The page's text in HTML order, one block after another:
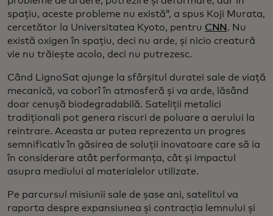
spațiu, aceste probleme nu există”, a spus Koji Murata,
cercetător la Universitatea Kyoto, pentru CNN . Nu
există oxigen în spațiu, deci nu arde, și nicio creatură
vie nu trăiește acolo, deci nu putrezesc.
Când LignoSat ajunge la sfârșitul duratei sale de viață
mecanică, va coborî în atmosferă și va arde, lăsând
doar cenușă biodegradabilă. Sateliții metalici
tradiționali pot genera riscuri de poluare a aerului la
reintrare. Aceasta ar putea reprezenta un progres
semnificativ în găsirea de soluții inovatoare care să ia
în considerare atât performanța, cât și impactul
asupra mediului al materialelor utilizate.
Pe parcursul misiunii sale de șase ani, satelitul va
raporta despre expansiunea și contracția lemnului și